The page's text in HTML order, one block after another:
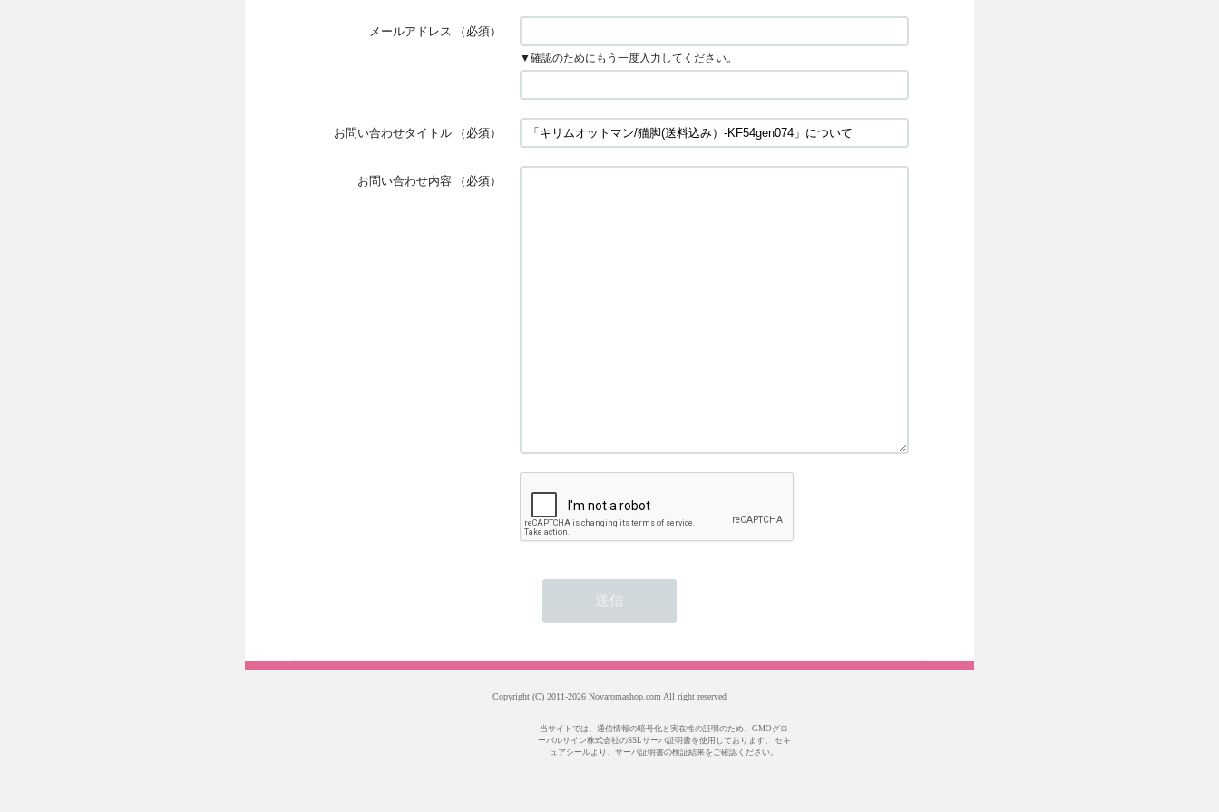
メールアドレス （必須）
▼確認のためにもう一度入力してください。
お問い合わせタイトル （必須）
お問い合わせ内容 （必須）
Copyright (C) 2011-2026 Novaromashop.com All right reserved
当サイトでは、通信情報の暗号化と実在性の証明のため、GMOグロ
ーバルサイン株式会社のSSLサーバ証明書を使用しております。 セキ
ュアシールより、サーバ証明書の検証結果をご確認ください。